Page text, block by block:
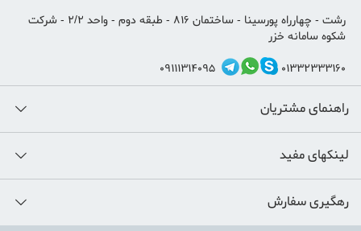
رشت - چهارراه پورسینا - ساختمان 816 - طبقه دوم - واحد 2/2 - شرکت
شکوه سامانه خزر
01332333160
09111314095
راهنمای مشتریان
لینکهای مفید
رهگیری سفارش